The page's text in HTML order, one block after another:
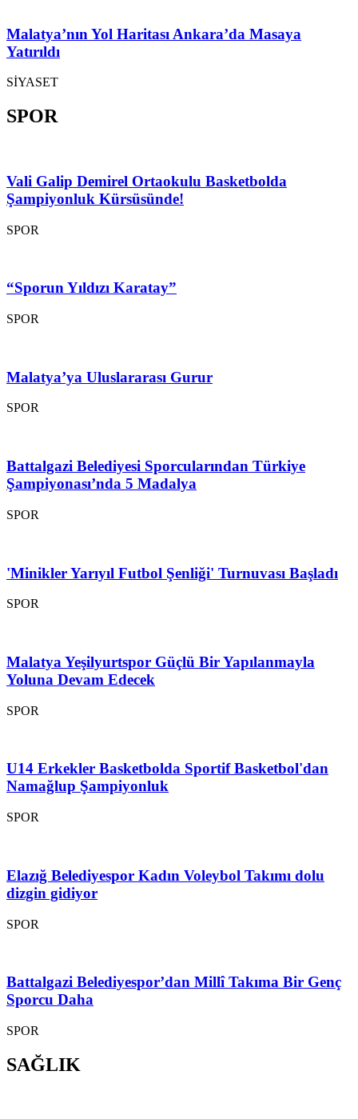
Malatya’nın Yol Haritası Ankara’da Masaya
Yatırıldı
SİYASET
SPOR
Vali Galip Demirel Ortaokulu Basketbolda
Şampiyonluk Kürsüsünde!
SPOR
“Sporun Yıldızı Karatay”
SPOR
Malatya’ya Uluslararası Gurur
SPOR
Battalgazi Belediyesi Sporcularından Türkiye
Şampiyonası’nda 5 Madalya
SPOR
'Minikler Yarıyıl Futbol Şenliği' Turnuvası Başladı
SPOR
Malatya Yeşilyurtspor Güçlü Bir Yapılanmayla
Yoluna Devam Edecek
SPOR
U14 Erkekler Basketbolda Sportif Basketbol'dan
Namağlup Şampiyonluk
SPOR
Elazığ Belediyespor Kadın Voleybol Takımı dolu
dizgin gidiyor
SPOR
Battalgazi Belediyespor’dan Millî Takıma Bir Genç
Sporcu Daha
SPOR
SAĞLIK